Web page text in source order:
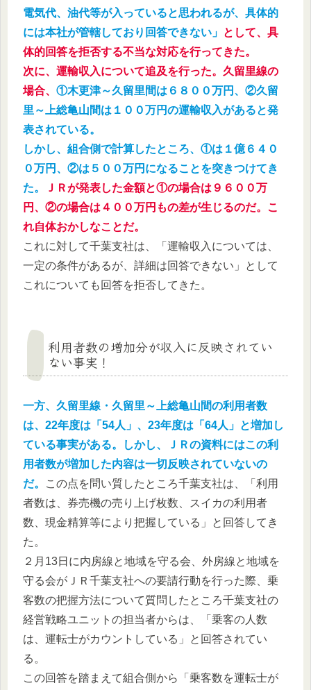
電気代、油代等が入っていると思われるが、具体的
には本社が管轄しており回答できない」 として、具
体的回答を拒否する不当な対応を行ってきた。
次に、運輸収入について追及を行った。久留里線の
場合、 ①木更津～久留里間は６８００万円、②久留
里～上総亀山間は１００万円の運輸収入があると発
表されている。
しかし、組合側で計算したところ、①は１億６４０
０万円、②は５００万円になることを突きつけてき
た。
ＪＲが発表した金額と①の場合は９６００万
円、②の場合は４００万円もの差が生じるのだ。こ
れ自体おかしなことだ。
これに対して千葉支社は、「運輸収入については、
一定の条件があるが、詳細は回答できない」として
これについても回答を拒否してきた。
利用者数の増加分が収入に反映されてい
ない事実！
一方、久留里線・久留里～上総亀山間の利用者数
は、22年度は「54人」、23年度は「64人」と増加し
ている事実がある。しかし、ＪＲの資料にはこの利
用者数が増加した内容は一切反映されていないの
だ。
この点を問い質したところ千葉支社は、「利用
者数は、券売機の売り上げ枚数、スイカの利用者
数、現金精算等により把握している」と回答してき
た。
２月13日に内房線と地域を守る会、外房線と地域を
守る会がＪＲ千葉支社への要請行動を行った際、乗
客数の把握方法について質問したところ千葉支社の
経営戦略ユニットの担当者からは、「乗客の人数
は、運転士がカウントしている」と回答されてい
る。
この回答を踏まえて組合側から「乗客数を運転士が